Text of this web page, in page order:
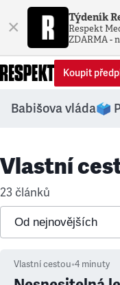
× Týdeník
Respekt
ZDARMA -
Koupit
Babišova vláda🗳️
Vlastní
23 článků
Vlastní cestou•4 minuty